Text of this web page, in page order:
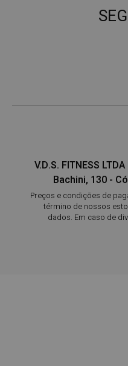
V.D.S. FITNESS
Bachini, 130 -
Preços e condições de
término de nossos
dados. Em caso de